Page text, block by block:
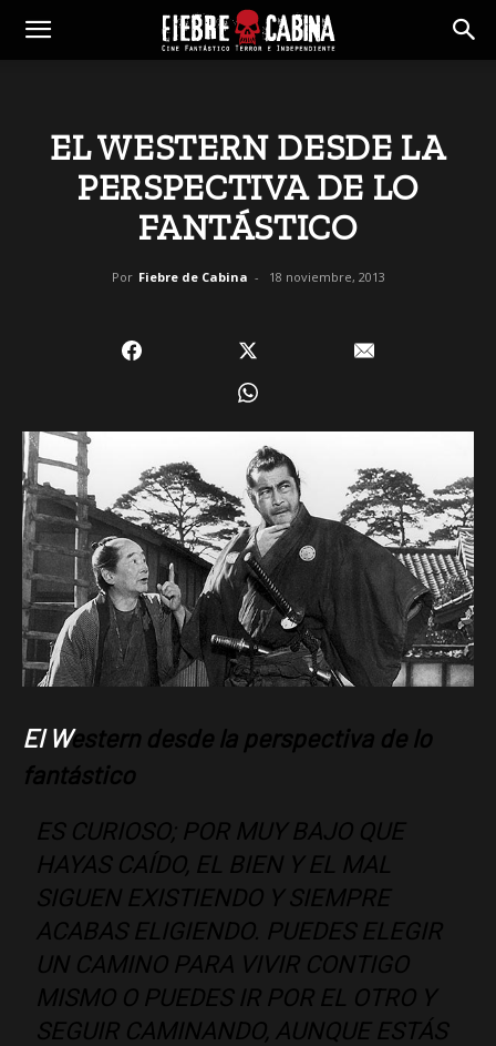
EL WESTERN DESDE LA
PERSPECTIVA DE LO
FANTÁSTICO
Por Fiebre de Cabina - 18 noviembre, 2013
El Western desde la perspectiva de lo
fantástico
ES CURIOSO; POR MUY BAJO QUE
HAYAS CAÍDO, EL BIEN Y EL MAL
SIGUEN EXISTIENDO Y SIEMPRE
ACABAS ELIGIENDO. PUEDES ELEGIR
UN CAMINO PARA VIVIR CONTIGO
MISMO O PUEDES IR POR EL OTRO Y
SEGUIR CAMINANDO, AUNQUE ESTÁS